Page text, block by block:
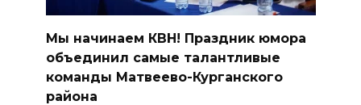
Мы начинаем КВН! Праздник юмора
объединил самые талантливые
команды Матвеево-Курганского
района